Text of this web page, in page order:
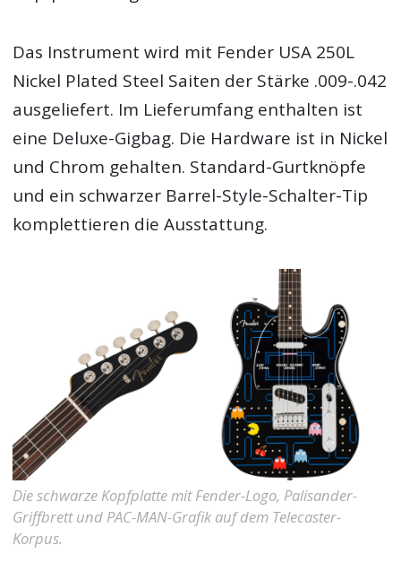
Das Instrument wird mit Fender USA 250L
Nickel Plated Steel Saiten der Stärke .009-.042
ausgeliefert. Im Lieferumfang enthalten ist
eine Deluxe-Gigbag. Die Hardware ist in Nickel
und Chrom gehalten. Standard-Gurtknöpfe
und ein schwarzer Barrel-Style-Schalter-Tip
komplettieren die Ausstattung.
Die schwarze Kopfplatte mit Fender-Logo, Palisander-
Griffbrett und PAC-MAN-Grafik auf dem Telecaster-
Korpus.